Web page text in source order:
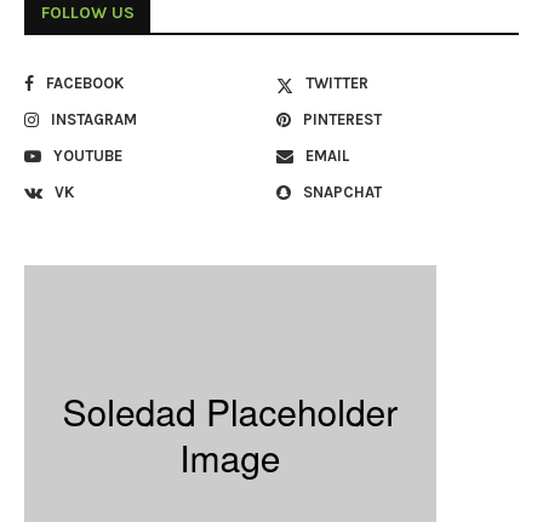
FOLLOW US
FACEBOOK
TWITTER
INSTAGRAM
PINTEREST
YOUTUBE
EMAIL
VK
SNAPCHAT